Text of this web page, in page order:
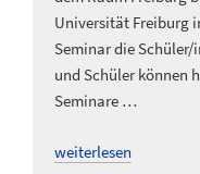
Universität Freiburg
Seminar die
und Schüler können
Seminare …
weiterlesen